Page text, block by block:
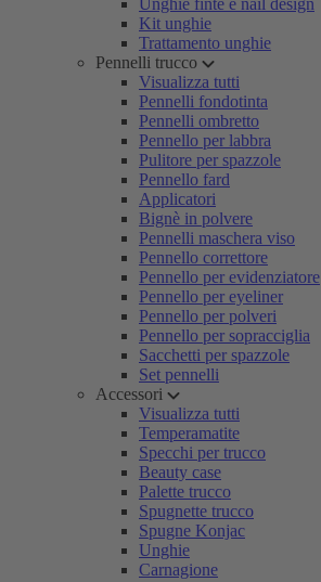
Unghie finte e nail design
Kit unghie
Trattamento unghie
Pennelli trucco
Visualizza tutti
Pennelli fondotinta
Pennelli ombretto
Pennello per labbra
Pulitore per spazzole
Pennello fard
Applicatori
Bignè in polvere
Pennelli maschera viso
Pennello correttore
Pennello per evidenziatore
Pennello per eyeliner
Pennello per polveri
Pennello per sopracciglia
Sacchetti per spazzole
Set pennelli
Accessori
Visualizza tutti
Temperamatite
Specchi per trucco
Beauty case
Palette trucco
Spugnette trucco
Spugne Konjac
Unghie
Carnagione